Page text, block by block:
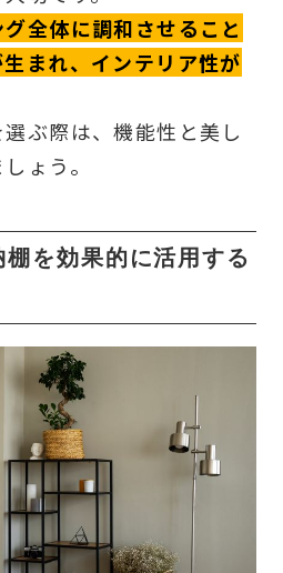
全体に調和させること
まれ、インテリア性が
ぶ際は、機能性と美し
ょう。
を効果的に活用する